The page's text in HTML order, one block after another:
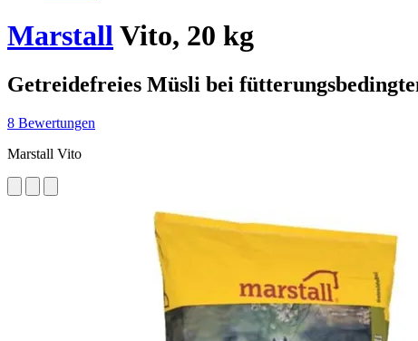
MarstallVito, 20 kg
Getreidefreies Müsli bei
8 Bewertungen
Marstall Vito